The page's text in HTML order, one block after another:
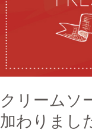
クリームソ
加わりまし
た！